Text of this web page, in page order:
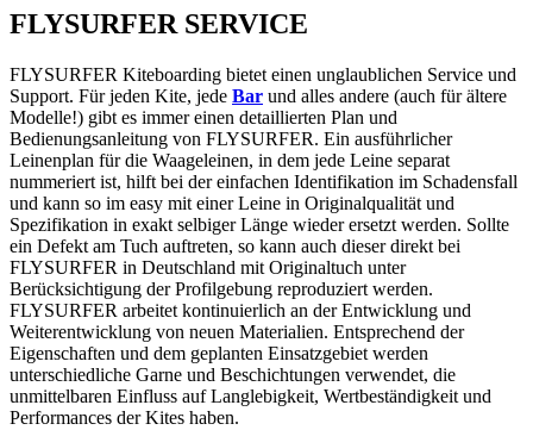
FLYSURFER SERVICE
FLYSURFER Kiteboarding bietet einen unglaublichen Service und
Support. Für jeden Kite, jede Bar und alles andere (auch für ältere
Modelle!) gibt es immer einen detaillierten Plan und
Bedienungsanleitung von FLYSURFER. Ein ausführlicher
Leinenplan für die Waageleinen, in dem jede Leine separat
nummeriert ist, hilft bei der einfachen Identifikation im Schadensfall
und kann so im easy mit einer Leine in Originalqualität und
Spezifikation in exakt selbiger Länge wieder ersetzt werden. Sollte
ein Defekt am Tuch auftreten, so kann auch dieser direkt bei
FLYSURFER in Deutschland mit Originaltuch unter
Berücksichtigung der Profilgebung reproduziert werden.
FLYSURFER arbeitet kontinuierlich an der Entwicklung und
Weiterentwicklung von neuen Materialien. Entsprechend der
Eigenschaften und dem geplanten Einsatzgebiet werden
unterschiedliche Garne und Beschichtungen verwendet, die
unmittelbaren Einfluss auf Langlebigkeit, Wertbeständigkeit und
Performances der Kites haben.